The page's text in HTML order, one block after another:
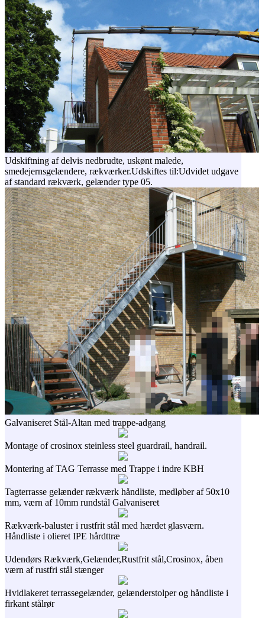
Udskiftning af delvis nedbrudte, uskønt malede,
smedejernsgelændere, rækværker.Udskiftes til:Udvidet udgave
af standard rækværk, gelænder type 05.
Galvaniseret Stål-Altan med trappe-adgang
Montage of crosinox steinless steel guardrail, handrail.
Montering af TAG Terrasse med Trappe i indre KBH
Tagterrasse gelænder rækværk håndliste, medløber af 50x10
mm, værn af 10mm rundstål Galvaniseret
Rækværk-baluster i rustfrit stål med hærdet glasværn.
Håndliste i olieret IPE hårdttræ
Udendørs Rækværk,Gelænder,Rustfrit stål,Crosinox, åben
værn af rustfri stål stænger
Hvidlakeret terrassegelænder, gelænderstolper og håndliste i
firkant stålrør